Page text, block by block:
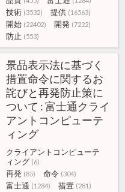
技術 (3532) 提供 (16563)
開始 (22402) 開発 (7222)
防止 (553)
景品表示法に基づく
措置命令に関するお
詫びと再発防止策に
ついて : 富士通クライ
アントコンピューテ
ィング
クライアントコンピューテ
ィング (6)
再発 (85) 命令 (304)
富士通 (1284) 措置 (281)